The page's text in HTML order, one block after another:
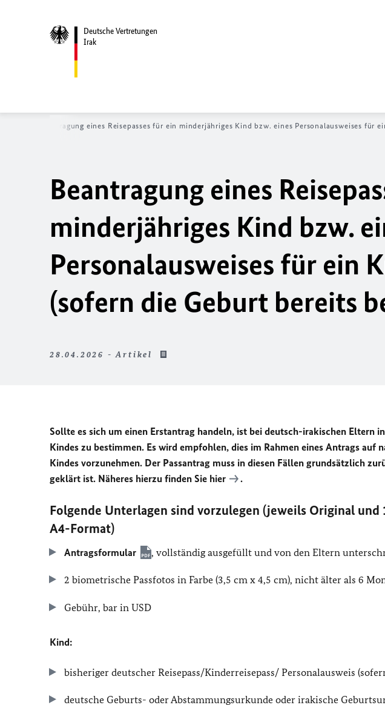
Deutsche Vertretungen
Irak
Beantragung eines Reisepasses für ein minderjähriges Kind bzw. eines Personalausweises
Beantragung eines
minderjähriges Kind bzw.
Personalausweises für ein
(sofern die Geburt bereits
28.04.2026 - Artikel
Sollte es sich um einen Erstantrag handeln, ist bei deutsch-irakischen Eltern
Kindes zu bestimmen. Es wird empfohlen, dies im Rahmen eines Antrags auf
Kindes vorzunehmen. Der Passantrag muss in diesen Fällen grundsätzlich
geklärt ist. Näheres hierzu finden Sie hier .
Folgende Unterlagen sind vorzulegen (jeweils Original
A4-Format)
Antragsformular , vollständig ausgefüllt und von den Eltern
2 biometrische Passfotos in Farbe (3,5 cm x 4,5 cm), nicht älter als 6
Gebühr, bar in USD
Kind:
bisheriger deutscher Reisepass/Kinderreisepass/ Personalausweis
deutsche Geburts- oder Abstammungsurkunde oder irakische